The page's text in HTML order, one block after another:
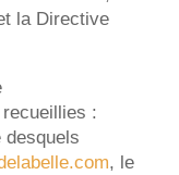
la Directive
:
desquels
, le